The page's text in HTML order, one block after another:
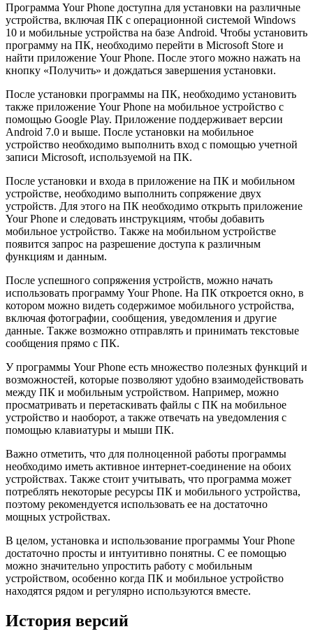
Программа Your Phone доступна для установки на различные
устройства, включая ПК с операционной системой Windows
10 и мобильные устройства на базе Android. Чтобы установить
программу на ПК, необходимо перейти в Microsoft Store и
найти приложение Your Phone. После этого можно нажать на
кнопку «Получить» и дождаться завершения установки.
После установки программы на ПК, необходимо установить
также приложение Your Phone на мобильное устройство с
помощью Google Play. Приложение поддерживает версии
Android 7.0 и выше. После установки на мобильное
устройство необходимо выполнить вход с помощью учетной
записи Microsoft, используемой на ПК.
После установки и входа в приложение на ПК и мобильном
устройстве, необходимо выполнить сопряжение двух
устройств. Для этого на ПК необходимо открыть приложение
Your Phone и следовать инструкциям, чтобы добавить
мобильное устройство. Также на мобильном устройстве
появится запрос на разрешение доступа к различным
функциям и данным.
После успешного сопряжения устройств, можно начать
использовать программу Your Phone. На ПК откроется окно, в
котором можно видеть содержимое мобильного устройства,
включая фотографии, сообщения, уведомления и другие
данные. Также возможно отправлять и принимать текстовые
сообщения прямо с ПК.
У программы Your Phone есть множество полезных функций и
возможностей, которые позволяют удобно взаимодействовать
между ПК и мобильным устройством. Например, можно
просматривать и перетаскивать файлы с ПК на мобильное
устройство и наоборот, а также отвечать на уведомления с
помощью клавиатуры и мыши ПК.
Важно отметить, что для полноценной работы программы
необходимо иметь активное интернет-соединение на обоих
устройствах. Также стоит учитывать, что программа может
потреблять некоторые ресурсы ПК и мобильного устройства,
поэтому рекомендуется использовать ее на достаточно
мощных устройствах.
В целом, установка и использование программы Your Phone
достаточно просты и интуитивно понятны. С ее помощью
можно значительно упростить работу с мобильным
устройством, особенно когда ПК и мобильное устройство
находятся рядом и регулярно используются вместе.
История версий